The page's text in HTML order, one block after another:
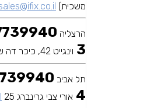
משכית)
הרצליה
3 וינגייט 42, כיכר דה שליט
תל אביב
4 אורי צבי גרינברג 25